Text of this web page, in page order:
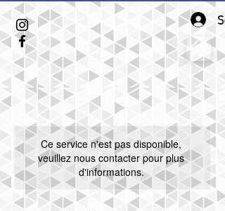
Ce service n'est pas disponible,
veuillez nous contacter pour plus
d'informations.